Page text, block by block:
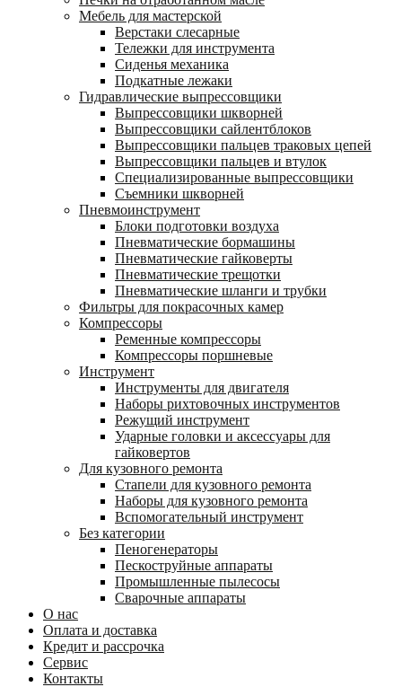
Мебель для мастерской
Верстаки слесарные
Тележки для инструмента
Сиденья механика
Подкатные лежаки
Гидравлические выпрессовщики
Выпрессовщики шкворней
Выпрессовщики сайлентблоков
Выпрессовщики пальцев траковых цепей
Выпрессовщики пальцев и втулок
Специализированные выпрессовщики
Cъемники шкворней
Пневмоинструмент
Блоки подготовки воздуха
Пневматические бормашины
Пневматические гайковерты
Пневматические трещотки
Пневматические шланги и трубки
Фильтры для покрасочных камер
Компрессоры
Ременные компрессоры
Компрессоры поршневые
Инструмент
Инструменты для двигателя
Наборы рихтовочных инструментов
Режущий инструмент
Ударные головки и аксессуары для
гайковертов
Для кузовного ремонта
Стапели для кузовного ремонта
Наборы для кузовного ремонта
Вспомогательный инструмент
Без категории
Пеногенераторы
Пескоструйные аппараты
Промышленные пылесосы
Сварочные аппараты
О нас
Оплата и доставка
Кредит и рассрочка
Сервис
Контакты